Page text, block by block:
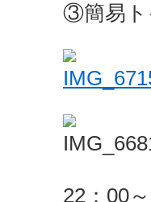
③簡易ト
22：00